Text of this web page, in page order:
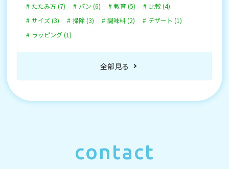
たたみ方 (7)
パン (6) 教育 (5)
比較 (4)
サイズ (3)
掃除 (3) 調味料 (2)
デザート (1)
ラッピング (1)
全部見る
contact